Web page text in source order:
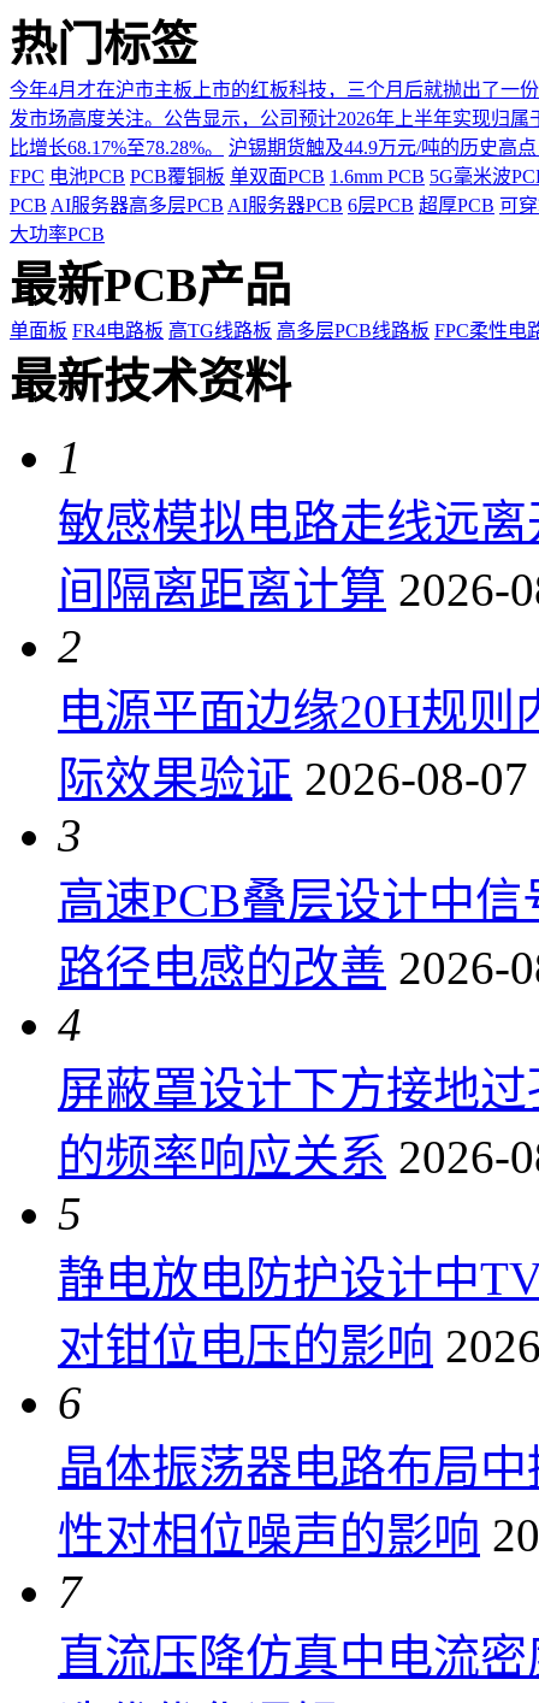
热门标签
今年4月才在沪市主板上市的红板科技，三个月后就抛出了一
发市场高度关注。公告显示，公司预计2026年上半年实现归
比增长68.17%至78.28%。
沪锡期货触及44.9万元/吨的历史高
FPC 电池PCB PCB覆铜板 单双面PCB 1.6mm PCB 5G毫米波
PCB AI服务器高多层PCB AI服务器PCB 6层PCB 超厚PCB 可
大功率PCB
最新PCB产品
单面板 FR4电路板 高TG线路板 高多层PCB线路板 FPC柔性电
最新技术资料
1
敏感模拟电路走线远
间隔离距离计算 2026-
2
电源平面边缘20H规
际效果验证 2026-08-
3
高速PCB叠层设计中
路径电感的改善 2026-
4
屏蔽罩设计下方接地
的频率响应关系 2026-
5
静电放电防护设计中
对钳位电压的影响
6
晶体振荡器电路布局
性对相位噪声的影响
7
直流压降仿真中电流